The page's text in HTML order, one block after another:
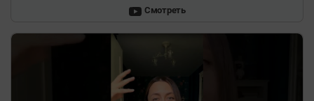
Смотреть